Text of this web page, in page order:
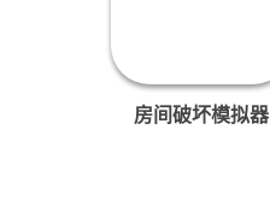
房间破坏模拟器